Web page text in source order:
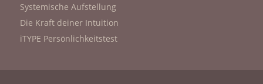
Systemische Aufstellung
Die Kraft deiner Intuition
iTYPE Persönlichkeitstest